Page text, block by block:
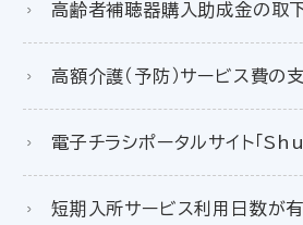
高齢者補聴器購入助成金の取
高額介護（予防）サービス費の
電子チラシポータルサイト「
短期入所サービス利用日数が